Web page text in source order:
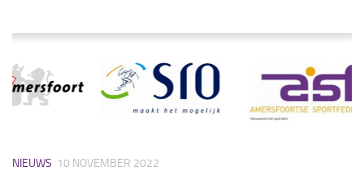
NIEUWS 10 NOVEMBER 2022